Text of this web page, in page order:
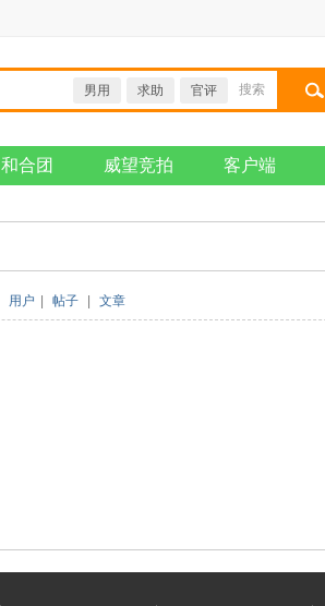
男用 求助 官评
搜索
搜索
和合团 威望竞拍 客户端
用户 帖子 文章